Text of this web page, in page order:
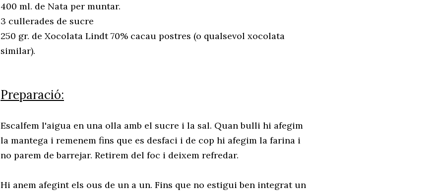
400 ml. de Nata per muntar.
3 cullerades de sucre
250 gr. de Xocolata Lindt 70% cacau postres (o qualsevol xocolata
similar).
Preparació:
Escalfem l'aigua en una olla amb el sucre i la sal. Quan bulli hi afegim
la mantega i remenem fins que es desfaci i de cop hi afegim la farina i
no parem de barrejar. Retirem del foc i deixem refredar.
Hi anem afegint els ous de un a un. Fins que no estigui ben integrat un